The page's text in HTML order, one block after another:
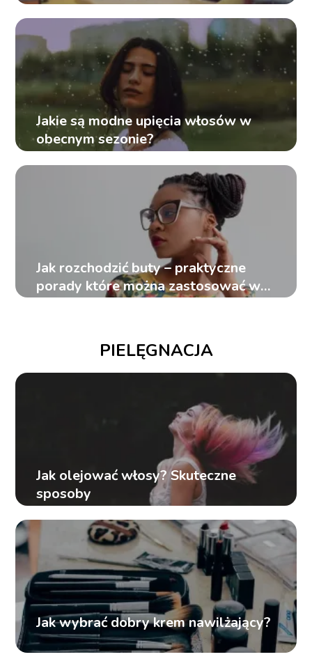
Jakie są modne upięcia włosów w
obecnym sezonie?
Jak rozchodzić buty – praktyczne
porady które można zastosować w
domu
PIELĘGNACJA
Jak olejować włosy? Skuteczne
sposoby
Jak wybrać dobry krem nawilżający?